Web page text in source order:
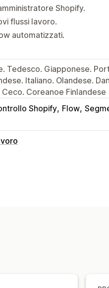
Shopify.
flussi lavoro.
automatizzati.
Tedesco. Giapponese.
Italiano. Olandese.
Coreanoe Finlandese
Shopify Flow